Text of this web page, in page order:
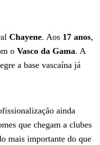
Chayene. Aos 17 anos,
oVasco da Gama. A
a base vascaína já
ainda
que chegam a clubes
mais importante do que